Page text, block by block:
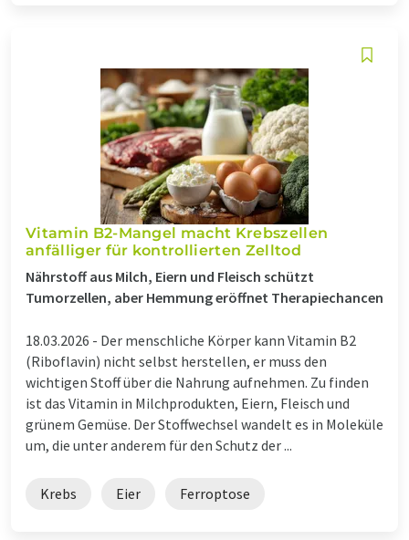
Vitamin B2-Mangel macht Krebszellen
anfälliger für kontrollierten Zelltod
Nährstoff aus Milch, Eiern und Fleisch schützt
Tumorzellen, aber Hemmung eröffnet Therapiechancen
18.03.2026 - Der menschliche Körper kann Vitamin B2
(Riboflavin) nicht selbst herstellen, er muss den
wichtigen Stoff über die Nahrung aufnehmen. Zu finden
ist das Vitamin in Milchprodukten, Eiern, Fleisch und
grünem Gemüse. Der Stoffwechsel wandelt es in Moleküle
um, die unter anderem für den Schutz der ...
Krebs Eier Ferroptose